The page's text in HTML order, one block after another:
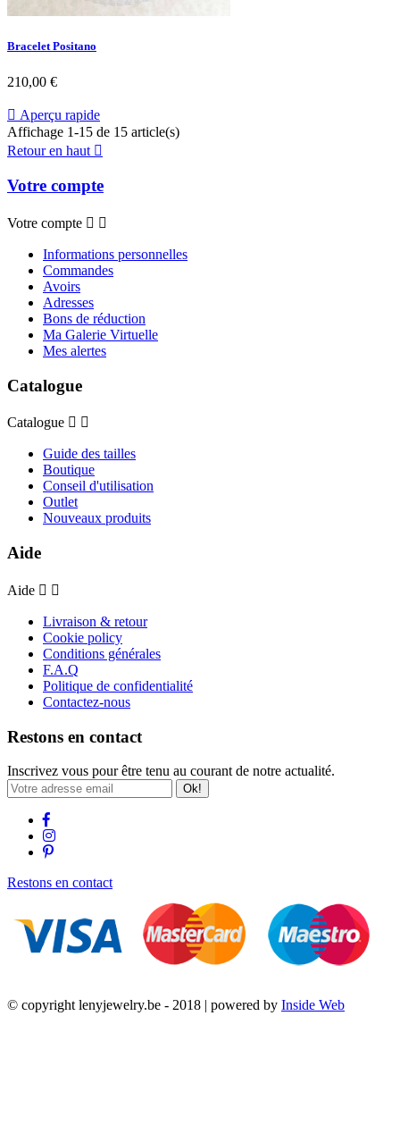
Bracelet Positano
Prix
210,00 €
 Aperçu rapide
Affichage 1-15 de 15 article(s)
Retour en haut 
Votre compte
Votre compte  
Informations personnelles
Commandes
Avoirs
Adresses
Bons de réduction
Ma Galerie Virtuelle
Mes alertes
Catalogue
Catalogue  
Guide des tailles
Boutique
Conseil d'utilisation
Outlet
Nouveaux produits
Aide
Aide  
Livraison & retour
Cookie policy
Conditions générales
F.A.Q
Politique de confidentialité
Contactez-nous
Restons en contact
Inscrivez vous pour être tenu au courant de notre actualité.
Ok!
Restons en contact
© copyright lenyjewelry.be - 2018 | powered by Inside Web